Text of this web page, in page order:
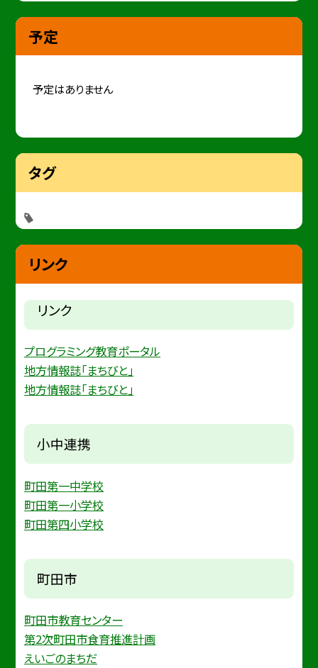
予定
予定はありません
タグ
リンク
リンク
プログラミング教育ポータル
地方情報誌「まちびと」
地方情報誌「まちびと」
小中連携
町田第一中学校
町田第一小学校
町田第四小学校
町田市
町田市教育センター
第2次町田市食育推進計画
えいごのまちだ